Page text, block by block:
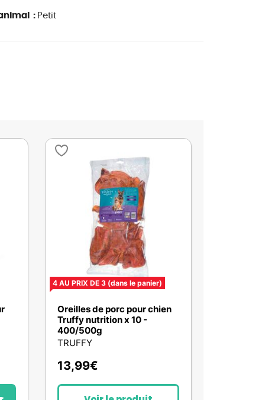
: Petit
4 AU PRIX DE 3 (dans le panier)
Oreilles de porc pour chien
Truffy nutrition x 10 -
400/500g
TRUFFY
13,99€